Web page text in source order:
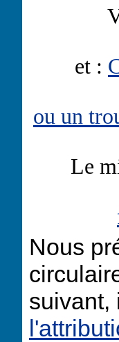
et :
ou un
Le
Nous
suivant,